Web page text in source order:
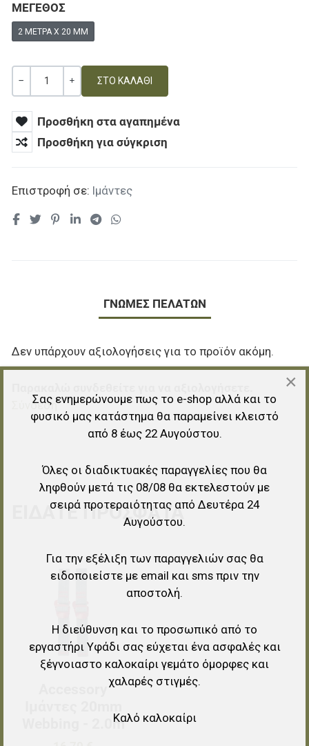
ΜΕΓΕΘΟΣ
2 ΜΈΤΡΑ X 20 MM
Ποσότητα
Προσθήκη στα αγαπημένα
Προσθήκη για σύγκριση
Επιστροφή σε: Ιμάντες
ΓΝΏΜΕΣ ΠΕΛΑΤΏΝ
Δεν υπάρχουν αξιολογήσεις για το προϊόν ακόμη.
Σύνδεση
ΕΊΔΑΤΕ ΠΡΌΣΦΑΤΑ
Προσθήκη στα αγαπημένα
Προσθήκη για σύγκριση
Webbing - 2.0m
×
Σας ενημερώνουμε πως το e-shop αλλά και το
φυσικό μας κατάστημα θα παραμείνει κλειστό
από 8 έως 22 Αυγούστου.
Όλες οι διαδικτυακές παραγγελίες που θα
ληφθούν μετά τις 08/08 θα εκτελεστούν με
σειρά προτεραιότητας από Δευτέρα 24
Αυγούστου.
Για την εξέλιξη των παραγγελιών σας θα
ειδοποιείστε με email και sms πριν την
αποστολή.
Η διεύθυνση και το προσωπικό από το
εργαστήρι Υφάδι σας εύχεται ένα ασφαλές και
ξέγνοιαστο καλοκαίρι γεμάτο όμορφες και
χαλαρές στιγμές.
Καλό καλοκαίρι